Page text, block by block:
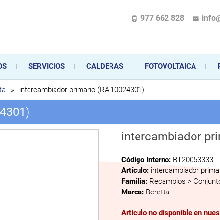
en la instalación, comercialización y mantenimiento de gas y
aparatos de gas, climatización o electrodomésticos, desde el
977 662 828
SERVICIOS CALDERAS FOTOVOLTAICA
» intercambiador primario (RA:10024301)
intercambiador
Código Interno: BT20053333
Artículo: intercambiador
Familia: Recambios >
Marca: Beretta
Artículo no disponible en